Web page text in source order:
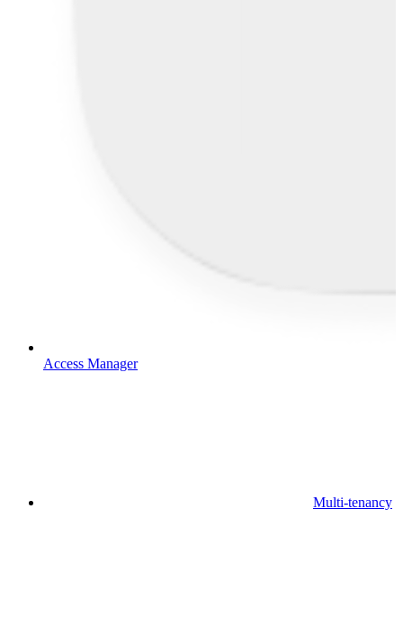
Access Manager
Multi-tenancy